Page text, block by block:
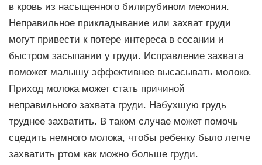
в кровь из насыщенного билирубином мекония.
Неправильное прикладывание или захват груди
могут привести к потере интереса в сосании и
быстром засыпании у груди. Исправление захвата
поможет малышу эффективнее высасывать молоко.
Приход молока может стать причиной
неправильного захвата груди. Набухшую грудь
труднее захватить. В таком случае может помочь
сцедить немного молока, чтобы ребенку было легче
захватить ртом как можно больше груди.